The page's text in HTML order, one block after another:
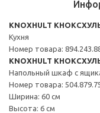
KNOXHULT
Кухня
Номер товара:
KNOXHULT
Напольный шкаф с
Номер товара:
Ширина: 60 см
Высота: 6 см